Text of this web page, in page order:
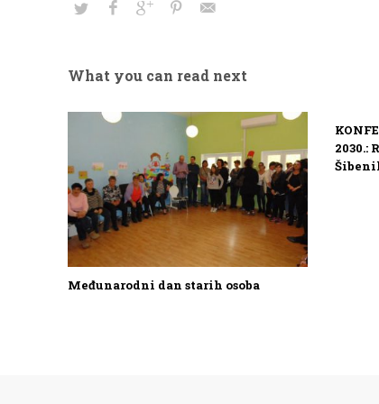
What you can read next
Međunarodni dan starih osoba
2030.: